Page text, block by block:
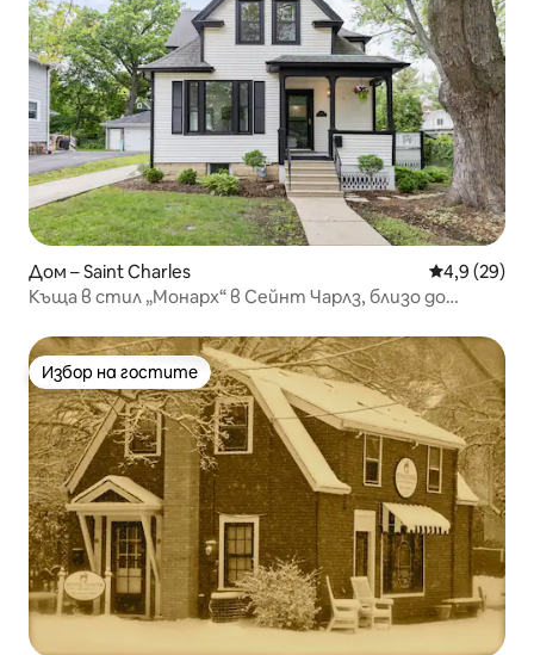
Дом – Saint Charles Средна
4,9 (29)
Къща в стил „Монарх“ в Сейнт Чарлз, близо до
Избор на гостите
Избор на гостите